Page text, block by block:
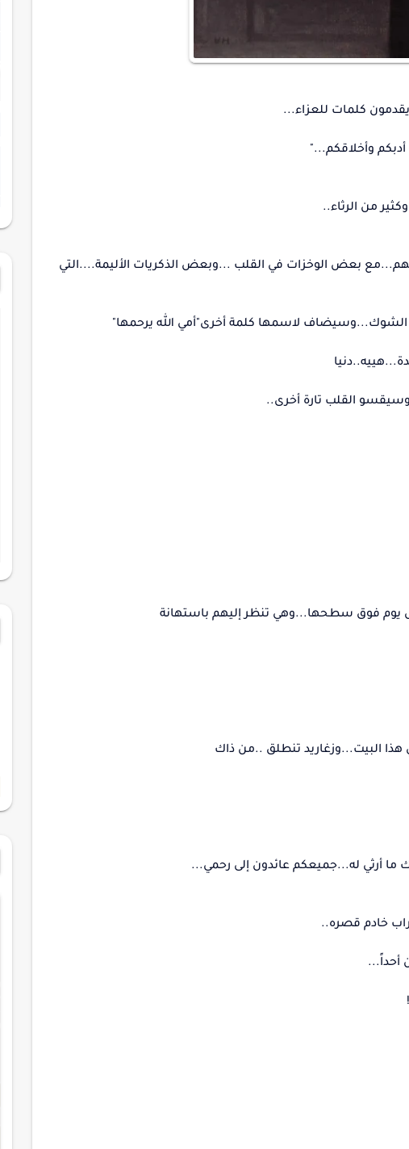
كلمات للعزاء...
وأخلاقكم..."
من الرثاء..
بعض الوخزات في القلب ...وبعض الذكريات الأليمة....التي
لاسمها كلمة أخرى"أمي الله يرحمها"
القلب تارة أخرى..
كل يوم فوق سطحها...وهي تنظر إليهم باستهانة
البيت...وزغاريد تنطلق ..من ذاك
أرثي له...جميعكم عائدون إلى رحمي...
خادم قصره..
أحداً...